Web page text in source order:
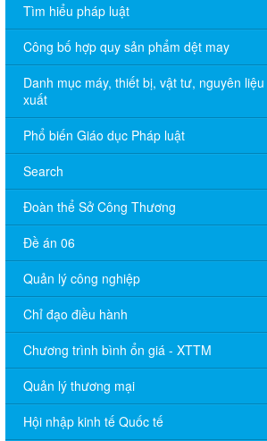
Tìm hiểu pháp luật
Công bố hợp quy sản phẩm dệt may
Danh mục máy, thiết bị, vật tư, nguyên
xuất
Phổ biến Giáo dục Pháp luật
Search
Đoàn thể Sở Công Thương
Đề án 06
Quản lý công nghiệp
Chỉ đạo điều hành
Chương trình bình ổn giá - XTTM
Quản lý thương mại
Hội nhập kinh tế Quốc tế